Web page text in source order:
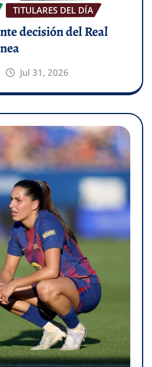
TITULARES DEL DÍA
decisión del Real
Jul 31, 2026